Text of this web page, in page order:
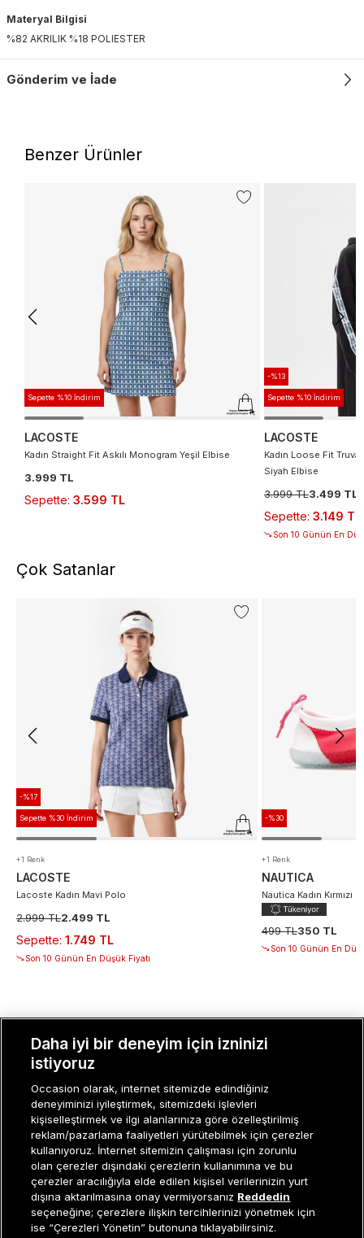
Materyal Bilgisi
%82 AKRILIK %18 POLIESTER
Gönderim ve İade
Benzer Ürünler
Sepette %10 İndirim
LACOSTE
Kadın Straight Fit Askılı Monogram Yeşil Elbise
3.999 TL
Sepette: 3.599 TL
-%13
Sepette %10 İndirim
LACOSTE
Kadın Loose Fit
Siyah Elbise
3.999 TL3.499 TL
Sepette: 3.149 TL
Son 10 Günün En
Çok Satanlar
-%17
Sepette %30 İndirim
+1 Renk
LACOSTE
Lacoste Kadın Mavi Polo
2.999 TL2.499 TL
Sepette: 1.749 TL
Son 10 Günün En Düşük Fiyatı
-%30
+1 Renk
NAUTICA
Nautica Kadın Kırmızı
499 TL350 TL
Son 10 Günün En
MÜŞTERI İLIŞKILERI
KURUMSAL
KADIN KATEGORILER
GRUP MARKALAR
ERKEK KATEGORILER
Daha iyi bir deneyim için izninizi
istiyoruz
Occasion olarak, internet sitemizde edindiğiniz
deneyiminizi iyileştirmek, sitemizdeki işlevleri
kişiselleştirmek ve ilgi alanlarınıza göre özelleştirilmiş
reklam/pazarlama faaliyetleri yürütebilmek için çerezler
kullanıyoruz. İnternet sitemizin çalışması için zorunlu
olan çerezler dışındaki çerezlerin kullanımına ve bu
çerezler aracılığıyla elde edilen kişisel verilerinizin yurt
dışına aktarılmasına onay vermiyorsanız Reddedin
seçeneğine; çerezlere ilişkin tercihlerinizi yönetmek için
ise “Çerezleri Yönetin” butonuna tıklayabilirsiniz.